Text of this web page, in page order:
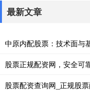
最新文章
中原内配股票：技术面与
股票正规配资网，安全可
股票配资查询网_正规股